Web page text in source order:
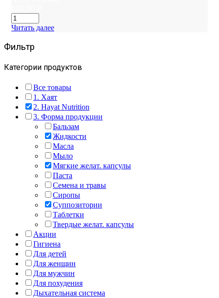
Читать далее
Фильтр
Категории продуктов
Все товары
1. Хаят
2. Hayat Nutrition
3. Форма продукции
Бальзам
Жидкости
Масла
Мыло
Мягкие желат. капсулы
Паста
Семена и травы
Сиропы
Суппозитории
Таблетки
Твердые желат. капсулы
Акции
Гигиена
Для детей
Для женщин
Для мужчин
Для похудения
Дыхательная система